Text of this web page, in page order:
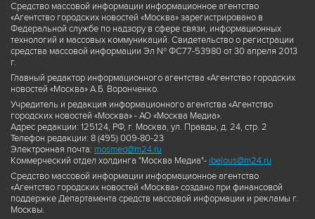
Средство массовой информации информационное агентство
«Агентство городских новостей «Москва» зарегистрировано в
Федеральной службе по надзору в сфере связи, информационных
технологий и массовых коммуникаций. Свидетельство о регистрации
средства массовой информации Эл № ФС77-53980 от 30 апреля 2013
г.
Главный редактор информационного агентства «Агентство городских
новостей «Москва» А.Б. Воронченко.
Учредитель и редакция информационного агентства «Агентство
городских новостей «Москва» - АО «Москва Медиа».
Адрес редакции: 125124, РФ, г. Москва, ул. Правды, д. 24, стр. 2
Телефон редакции: 8 (495) 009-80-23
Электронная почта: mosmed@m24.ru
Коммерческий отдел холдинга "Москва Медиа"- ibelous@m24.ru
Средство массовой информации информационное агентство
«Агентство городских новостей «Москва» создано при финансовой
поддержке Департамента средств массовой информации и рекламы г.
Москвы.